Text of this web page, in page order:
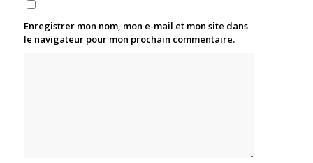
Enregistrer mon nom, mon e-mail et mon site dans
le navigateur pour mon prochain commentaire.